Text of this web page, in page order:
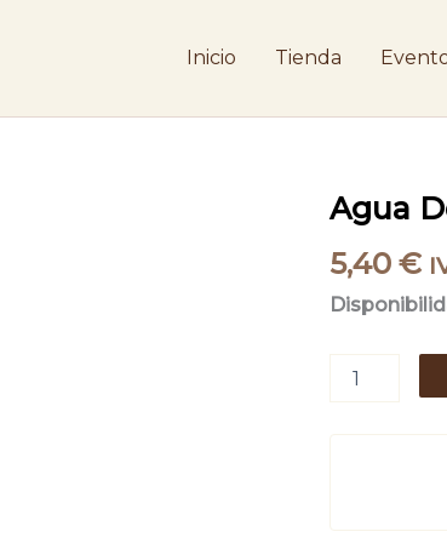
Inicio Tienda
Agua
5,40 €
Agua
De
Mar
cantidad